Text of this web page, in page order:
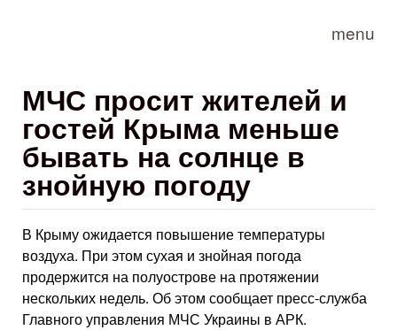
menu
МЧС просит жителей и
гостей Крыма меньше
бывать на солнце в
знойную погоду
В Крыму ожидается повышение температуры
воздуха. При этом сухая и знойная погода
продержится на полуострове на протяжении
нескольких недель. Об этом сообщает пресс-служба
Главного управления МЧС Украины в АРК.